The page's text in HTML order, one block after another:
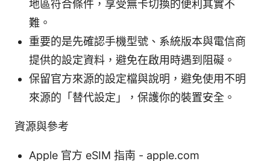
地區符合條件，享受無卡切換的便利其實不
難。
重要的是先確認手機型號、系統版本與電信商
提供的設定資料，避免在啟用時遇到阻礙。
保留官方來源的設定檔與說明，避免使用不明
來源的「替代設定」，保護你的裝置安全。
資源與參考
Apple 官方 eSIM 指南 - apple.com